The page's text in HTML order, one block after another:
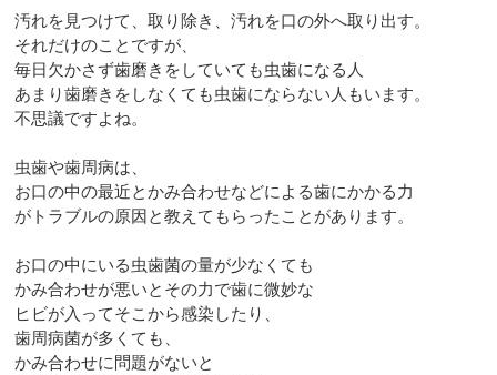
汚れを見つけて、取り除き、汚れを口の外へ取り出す。
それだけのことですが、
毎日欠かさず歯磨きをしていても虫歯になる人
あまり歯磨きをしなくても虫歯にならない人もいます。
不思議ですよね。
虫歯や歯周病は、
お口の中の最近とかみ合わせなどによる歯にかかる力
がトラブルの原因と教えてもらったことがあります。
お口の中にいる虫歯菌の量が少なくても
かみ合わせが悪いとその力で歯に微妙な
ヒビが入ってそこから感染したり、
歯周病菌が多くても、
かみ合わせに問題がないと